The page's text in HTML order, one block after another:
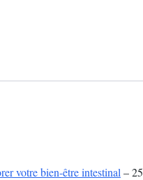
votre bien-être intestinal – 25